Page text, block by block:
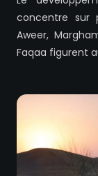
concentre sur
Aweer,
Faqaa figurent